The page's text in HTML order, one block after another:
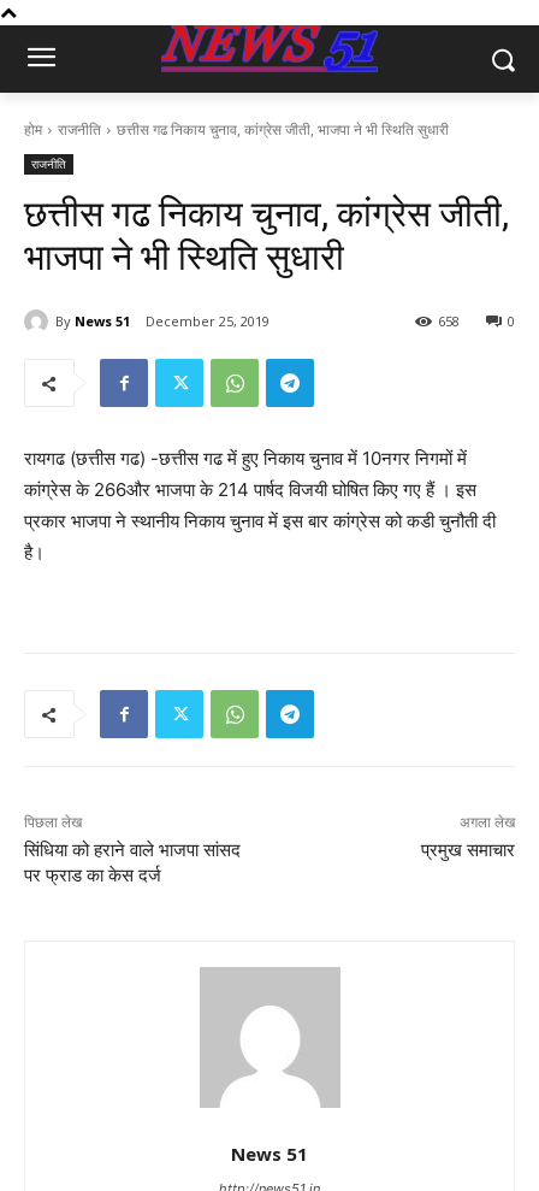
होम राजनीति छत्तीस गढ निकाय चुनाव, कांग्रेस जीती, भाजपा ने भी स्थिति सुधारी
राजनीति
छत्तीस गढ निकाय चुनाव, कांग्रेस जीती,
भाजपा ने भी स्थिति सुधारी
By News 51 December 25, 2019 0
658
रायगढ (छत्तीस गढ) -छत्तीस गढ में हुए निकाय चुनाव में 10नगर निगमों में
कांग्रेस के 266और भाजपा के 214 पार्षद विजयी घोषित किए गए हैं । इस
प्रकार भाजपा ने स्थानीय निकाय चुनाव में इस बार कांग्रेस को कडी चुनौती दी
है।
पिछला लेख
सिंधिया को हराने वाले भाजपा सांसद
पर फ्राड का केस दर्ज
अगला लेख
प्रमुख समाचार
News 51